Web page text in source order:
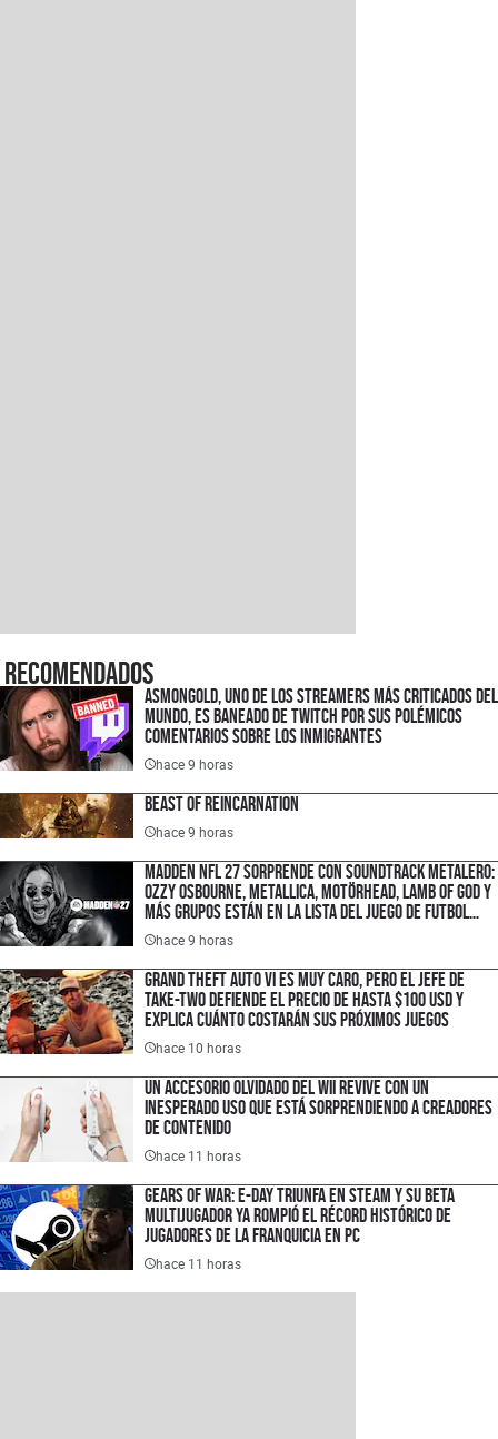
Recomendados
Asmongold, uno de los streamers más criticados del
mundo, es baneado de Twitch por sus polémicos
comentarios sobre los inmigrantes
hace 9 horas
Beast of Reincarnation
hace 9 horas
Madden NFL 27 sorprende con soundtrack metalero:
Ozzy Osbourne, Metallica, Motörhead, Lamb of God y
más grupos están en la lista del juego de futbol
americano
hace 9 horas
Grand Theft Auto VI es muy caro, pero el jefe de
Take-Two defiende el precio de hasta $100 USD y
explica cuánto costarán sus próximos juegos
hace 10 horas
Un accesorio olvidado del Wii revive con un
inesperado uso que está sorprendiendo a creadores
de contenido
hace 11 horas
Gears of War: E-Day triunfa en Steam y su Beta
multijugador ya rompió el récord histórico de
jugadores de la franquicia en PC
hace 11 horas